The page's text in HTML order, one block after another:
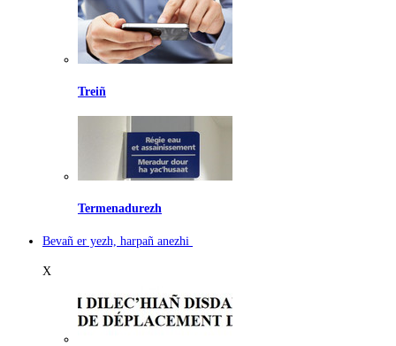
Treiñ
Termenadurezh
Bevañ er yezh, harpañ anezhi
X